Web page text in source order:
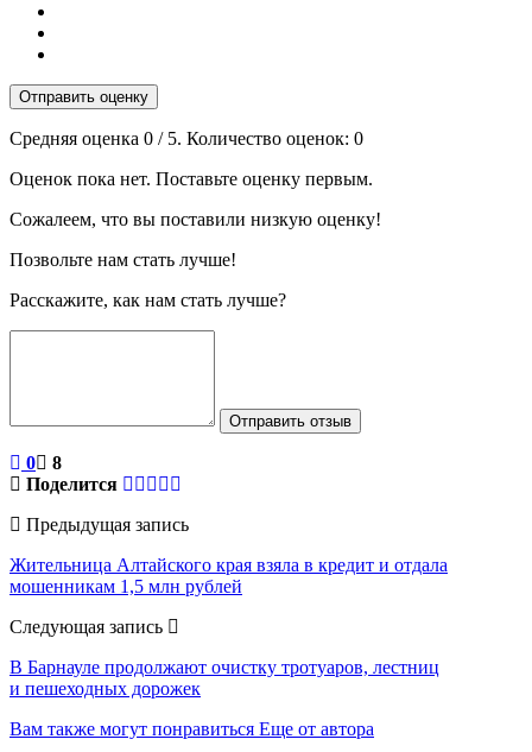
Отправить оценку
Средняя оценка 0 / 5. Количество оценок: 0
Оценок пока нет. Поставьте оценку первым.
Сожалеем, что вы поставили низкую оценку!
Позвольте нам стать лучше!
Расскажите, как нам стать лучше?
Отправить отзыв
0
8
Поделится
Предыдущая запись
Жительница Алтайского края взяла в кредит и отдала
мошенникам 1,5 млн рублей
Следующая запись
В Барнауле продолжают очистку тротуаров, лестниц
и пешеходных дорожек
Вам также могут понравиться Еще от автора